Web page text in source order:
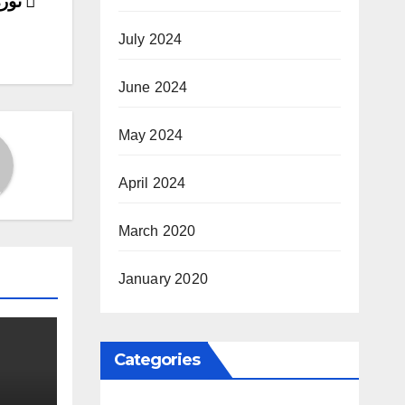
July 2024
June 2024
May 2024
April 2024
March 2020
January 2020
Categories